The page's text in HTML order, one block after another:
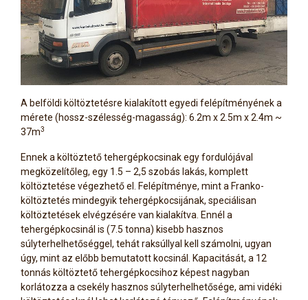
A belföldi költöztetésre kialakított egyedi felépítményének a
mérete (hossz-szélesség-magasság): 6.2m x 2.5m x 2.4m ~
37m3
Ennek a költöztető tehergépkocsinak egy fordulójával
megközelítőleg, egy 1.5 – 2,5 szobás lakás, komplett
költöztetése végezhető el. Felépítménye, mint a Franko-
költöztetés mindegyik tehergépkocsijának, speciálisan
költöztetések elvégzésére van kialakítva. Ennél a
tehergépkocsinál is (7.5 tonna) kisebb hasznos
súlyterhelhetőséggel, tehát raksúllyal kell számolni, ugyan
úgy, mint az előbb bemutatott kocsinál. Kapacitását, a 12
tonnás költöztető tehergépkocsihoz képest nagyban
korlátozza a csekély hasznos súlyterhelhetősége, ami vidéki